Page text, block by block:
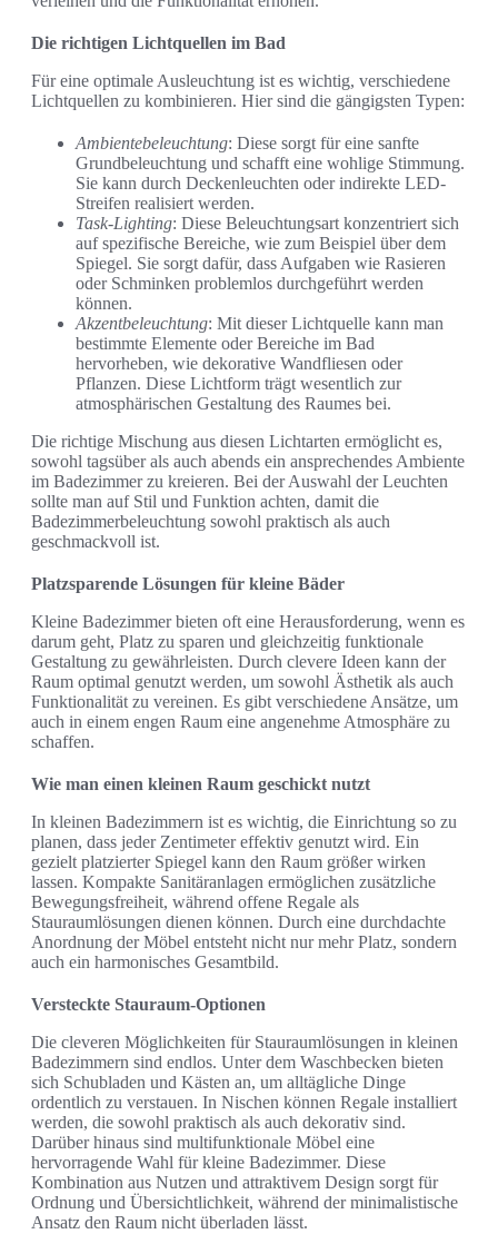
Die richtigen Lichtquellen im Bad
Für eine optimale Ausleuchtung ist es wichtig, verschiedene
Lichtquellen zu kombinieren. Hier sind die gängigsten Typen:
Ambientebeleuchtung: Diese sorgt für eine sanfte
Grundbeleuchtung und schafft eine wohlige Stimmung.
Sie kann durch Deckenleuchten oder indirekte LED-
Streifen realisiert werden.
Task-Lighting: Diese Beleuchtungsart konzentriert sich
auf spezifische Bereiche, wie zum Beispiel über dem
Spiegel. Sie sorgt dafür, dass Aufgaben wie Rasieren
oder Schminken problemlos durchgeführt werden
können.
Akzentbeleuchtung: Mit dieser Lichtquelle kann man
bestimmte Elemente oder Bereiche im Bad
hervorheben, wie dekorative Wandfliesen oder
Pflanzen. Diese Lichtform trägt wesentlich zur
atmosphärischen Gestaltung des Raumes bei.
Die richtige Mischung aus diesen Lichtarten ermöglicht es,
sowohl tagsüber als auch abends ein ansprechendes Ambiente
im Badezimmer zu kreieren. Bei der Auswahl der Leuchten
sollte man auf Stil und Funktion achten, damit die
Badezimmerbeleuchtung sowohl praktisch als auch
geschmackvoll ist.
Platzsparende Lösungen für kleine Bäder
Kleine Badezimmer bieten oft eine Herausforderung, wenn es
darum geht, Platz zu sparen und gleichzeitig funktionale
Gestaltung zu gewährleisten. Durch clevere Ideen kann der
Raum optimal genutzt werden, um sowohl Ästhetik als auch
Funktionalität zu vereinen. Es gibt verschiedene Ansätze, um
auch in einem engen Raum eine angenehme Atmosphäre zu
schaffen.
Wie man einen kleinen Raum geschickt nutzt
In kleinen Badezimmern ist es wichtig, die Einrichtung so zu
planen, dass jeder Zentimeter effektiv genutzt wird. Ein
gezielt platzierter Spiegel kann den Raum größer wirken
lassen. Kompakte Sanitäranlagen ermöglichen zusätzliche
Bewegungsfreiheit, während offene Regale als
Stauraumlösungen dienen können. Durch eine durchdachte
Anordnung der Möbel entsteht nicht nur mehr Platz, sondern
auch ein harmonisches Gesamtbild.
Versteckte Stauraum-Optionen
Die cleveren Möglichkeiten für Stauraumlösungen in kleinen
Badezimmern sind endlos. Unter dem Waschbecken bieten
sich Schubladen und Kästen an, um alltägliche Dinge
ordentlich zu verstauen. In Nischen können Regale installiert
werden, die sowohl praktisch als auch dekorativ sind.
Darüber hinaus sind multifunktionale Möbel eine
hervorragende Wahl für kleine Badezimmer. Diese
Kombination aus Nutzen und attraktivem Design sorgt für
Ordnung und Übersichtlichkeit, während der minimalistische
Ansatz den Raum nicht überladen lässt.